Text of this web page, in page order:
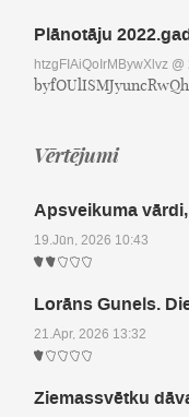
Plānotāju
htzgFIAiQoIrMBywXlvz @
Vērtējumi
Apsveikuma
19.Jūn, 2026 10:43
Lorāns Gunels.
21.Apr, 2026 13:32
Ziemassvētku